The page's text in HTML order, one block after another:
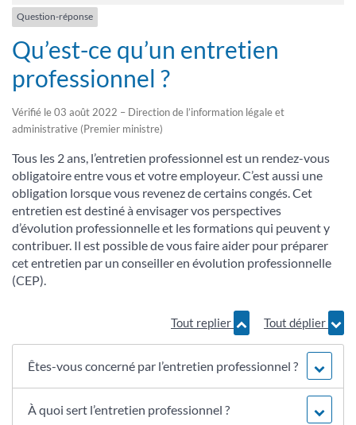
Question-réponse
Qu’est-ce qu’un entretien
professionnel ?
Vérifié le 03 août 2022 – Direction de l’information légale et
administrative (Premier ministre)
Tous les 2 ans, l’entretien professionnel est un rendez-vous
obligatoire entre vous et votre employeur. C’est aussi une
obligation lorsque vous revenez de certains congés. Cet
entretien est destiné à envisager vos perspectives
d’évolution professionnelle et les formations qui peuvent y
contribuer. Il est possible de vous faire aider pour préparer
cet entretien par un conseiller en évolution professionnelle
(CEP).
Tout replier Tout déplier
Êtes-vous concerné par l’entretien professionnel ?
À quoi sert l’entretien professionnel ?